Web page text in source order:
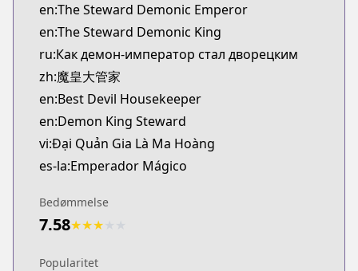
en:The Steward Demonic Emperor
en:The Steward Demonic King
ru:Как демон-император стал дворецким
zh:魔皇大管家
en:Best Devil Housekeeper
en:Demon King Steward
vi:Đại Quản Gia Là Ma Hoàng
es-la:Emperador Mágico
Bedømmelse
7.58★★★
Popularitet